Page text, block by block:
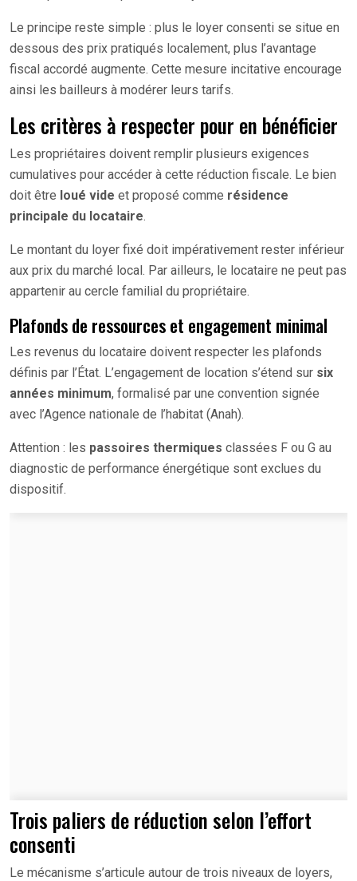
Le principe reste simple : plus le loyer consenti se situe en
dessous des prix pratiqués localement, plus l’avantage
fiscal accordé augmente. Cette mesure incitative encourage
ainsi les bailleurs à modérer leurs tarifs.
Les critères à respecter pour en bénéficier
Les propriétaires doivent remplir plusieurs exigences
cumulatives pour accéder à cette réduction fiscale. Le bien
doit être loué vide et proposé comme résidence
principale du locataire.
Le montant du loyer fixé doit impérativement rester inférieur
aux prix du marché local. Par ailleurs, le locataire ne peut pas
appartenir au cercle familial du propriétaire.
Plafonds de ressources et engagement minimal
Les revenus du locataire doivent respecter les plafonds
définis par l’État. L’engagement de location s’étend sur six
années minimum, formalisé par une convention signée
avec l’Agence nationale de l’habitat (Anah).
Attention : les passoires thermiques classées F ou G au
diagnostic de performance énergétique sont exclues du
dispositif.
Trois paliers de réduction selon l’effort
consenti
Le mécanisme s’articule autour de trois niveaux de loyers,